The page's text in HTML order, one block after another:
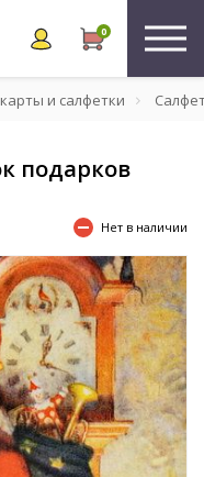
0
и салфетки
подарков
Нет в наличии